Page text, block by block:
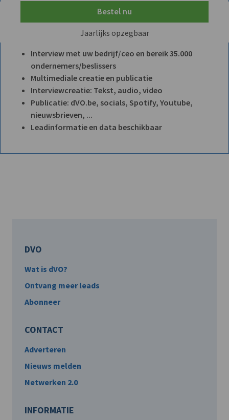
Bestel nu
Jaarlijks opzegbaar
Interview met uw bedrijf/ceo en bereik 35.000
ondernemers/beslissers
Multimediale creatie en publicatie
Interviewcreatie: Tekst, audio, video
Publicatie: dVO.be, socials, Spotify, Youtube,
nieuwsbrieven, ...
Leadinformatie en data beschikbaar
DVO
Wat is dVO?
Ontvang meer leads
Abonneer
CONTACT
Adverteren
Nieuws melden
Netwerken 2.0
INFORMATIE